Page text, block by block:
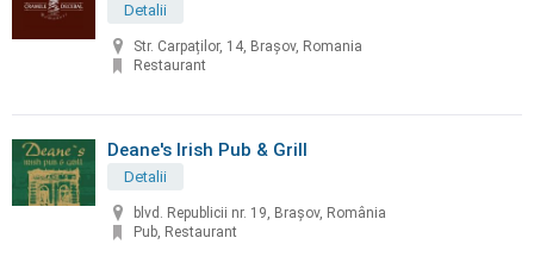
Detalii
Str. Carpaților, 14, Brașov, Romania
Restaurant
Deane's Irish Pub & Grill
Detalii
blvd. Republicii nr. 19, Brașov, România
Pub, Restaurant